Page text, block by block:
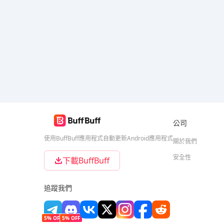
使用BuffBuff應用程式自動更新Android應用程式
下載BuffBuff
追蹤我們
5% OFF 5% OFF
公司
關於我們
安全性